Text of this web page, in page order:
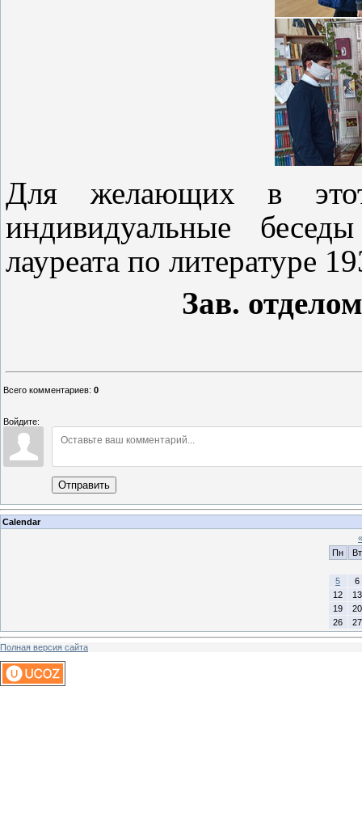
Для желающих в
индивидуальные
лауреата по литературе
Зав.
Всего комментариев: 0
Войдите:
Отправить
Calendar
«
Пн
Вт
5
6
12
13
19
20
26
27
Полная версия сайта